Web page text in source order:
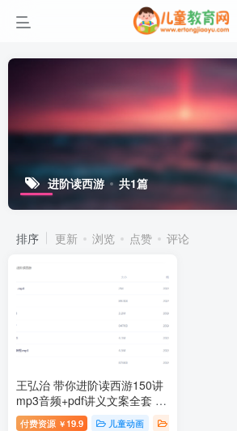
进阶读西游 共1篇
排序 更新 浏览 点赞 评论
王弘治 带你进阶读西游150讲
mp3音频+pdf讲义文案全套 百
度网盘下载
付费资源 ￥ 19.9 儿童动画